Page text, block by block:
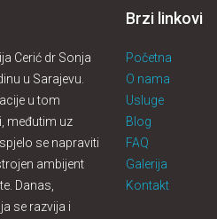
Cerić dr Sonja
u Sarajevu.
u tom
međutim uz
se napraviti
ambijent
Danas,
se razvija i
Brzi linkovi
Početna
O nama
Usluge
Blog
FAQ
Galerija
Kontakt